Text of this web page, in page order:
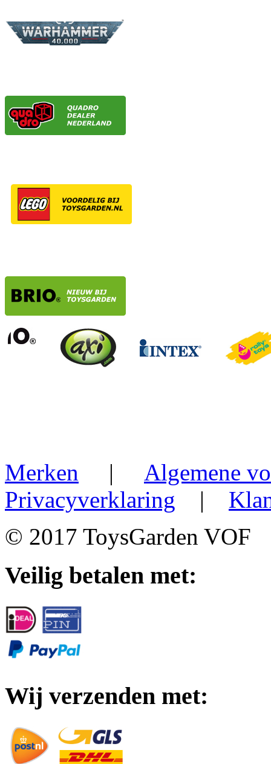
Merken | Algemene
Privacyverklaring |
© 2017 ToysGarden VOF
Veilig betalen met:
Wij verzenden met: